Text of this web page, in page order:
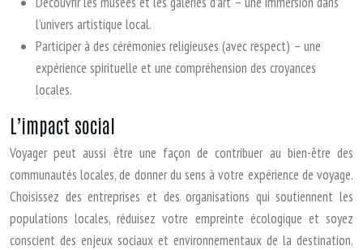
l’univers artistique local.
Participer à des cérémonies religieuses (avec respect) – une
expérience spirituelle et une compréhension des croyances
locales.
L’impact social
Voyager peut aussi être une façon de contribuer au bien-être des
communautés locales, de donner du sens à votre expérience de voyage.
Choisissez des entreprises et des organisations qui soutiennent les
populations locales, réduisez votre empreinte écologique et soyez
conscient des enjeux sociaux et environnementaux de la destination.